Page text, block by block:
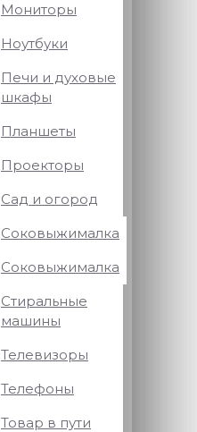
Мониторы
Ноутбуки
Печи и духовые
шкафы
Планшеты
Проекторы
Сад и огород
Соковыжималка
Соковыжималка
Стиральные
машины
Телевизоры
Телефоны
Товар в пути